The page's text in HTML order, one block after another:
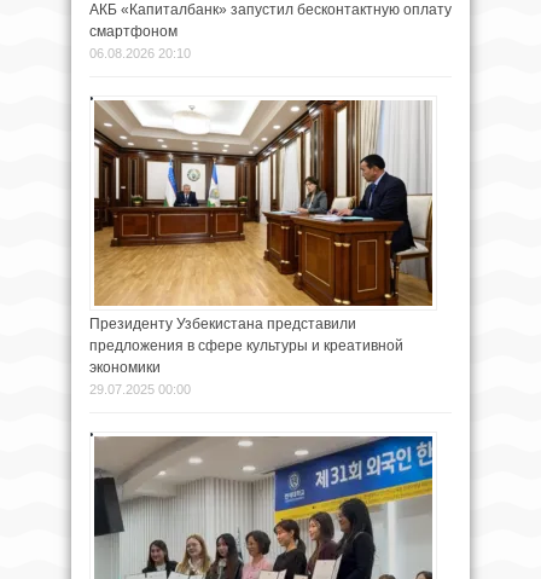
АКБ «Капиталбанк» запустил бесконтактную оплату
смартфоном
06.08.2026 20:10
Президенту Узбекистана представили
предложения в сфере культуры и креативной
экономики
29.07.2025 00:00